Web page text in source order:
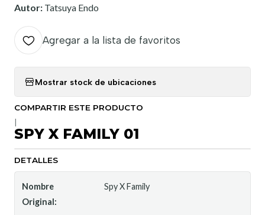
Autor: Tatsuya Endo
Agregar a la lista de favoritos
Mostrar stock de ubicaciones
COMPARTIR ESTE PRODUCTO
SPY X FAMILY 01
DETALLES
Nombre
Original:
Spy X Family